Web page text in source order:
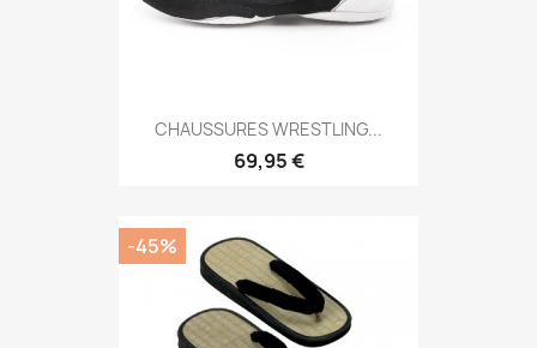
Aperçu rapide
CHAUSSURES WRESTLING...
69,95 €
-45%